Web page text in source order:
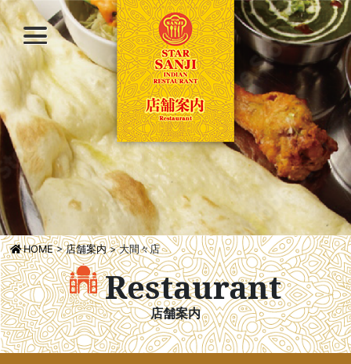
HOME>店舗案内>大間々店
Restaurant
店舗案内